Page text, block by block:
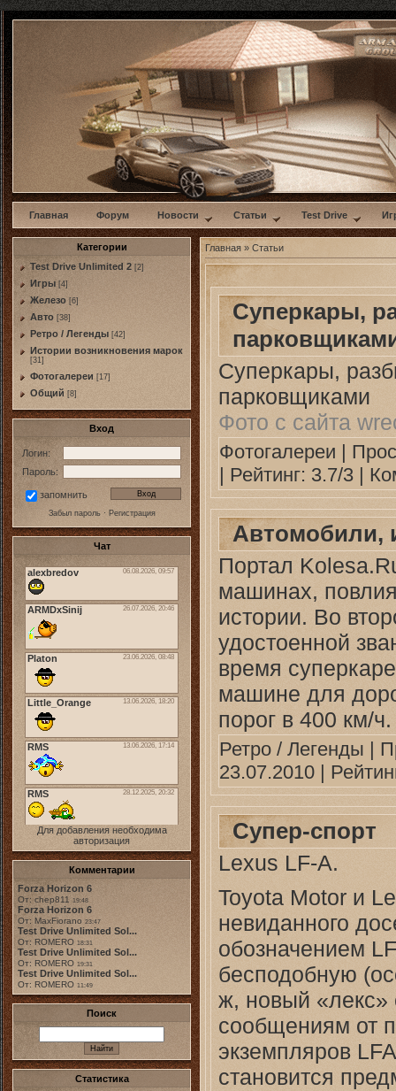
w
Главная Форум Новости Статьи Test Drive
Категории
Test Drive Unlimited 2 [2]
Игры [4]
Железо [6]
Авто [38]
Ретро / Легенды [42]
Истории возникновения марок
[31]
Фотогалереи [17]
Общий [8]
Вход
Логин:
Пароль:
запомнить
Забыл пароль· Регистрация
Чат
Для добавления необходима
авторизация
Комментарии
Forza Horizon 6
От: chep811 19:48
Forza Horizon 6
От: MaxFiorano 23:47
Test Drive Unlimited Sol...
От: ROMERO 18:31
Test Drive Unlimited Sol...
От: ROMERO 19:31
Test Drive Unlimited Sol...
От: ROMERO 11:49
Поиск
Статистика
Главная » Статьи
Суперкары,
Суперкары,
парковщиками
Фото с сайта
Фотогалереи |
| Рейтинг: 3.7/3 |
Автомобили,
Портал
машинах,
истории. Во
удостоенной
время
машине для
порог в 400 км/ч.
Ретро / Легенды |
23.07.2010 |
Супер-спорт
Lexus LF-A.
Toyota Motor и
невиданного
обозначением
бесподобную
ж, новый «лекс»
сообщениям от
экземпляров
становится